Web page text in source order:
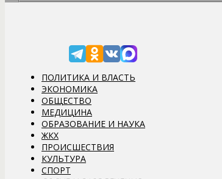
ПОЛИТИКА И ВЛАСТЬ
ЭКОНОМИКА
ОБЩЕСТВО
МЕДИЦИНА
ОБРАЗОВАНИЕ И НАУКА
ЖКХ
ПРОИСШЕСТВИЯ
КУЛЬТУРА
СПОРТ